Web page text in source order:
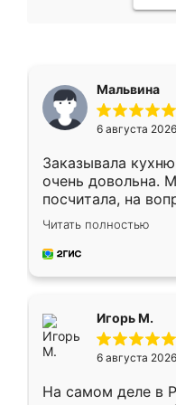
Мальвина
6 августа 2026
Заказывала
очень довольна.
посчитала, на
Замерщик
делу со всей
за день, ребята
Читать полностью
Игорь М.
6 августа 2026
На самом деле в